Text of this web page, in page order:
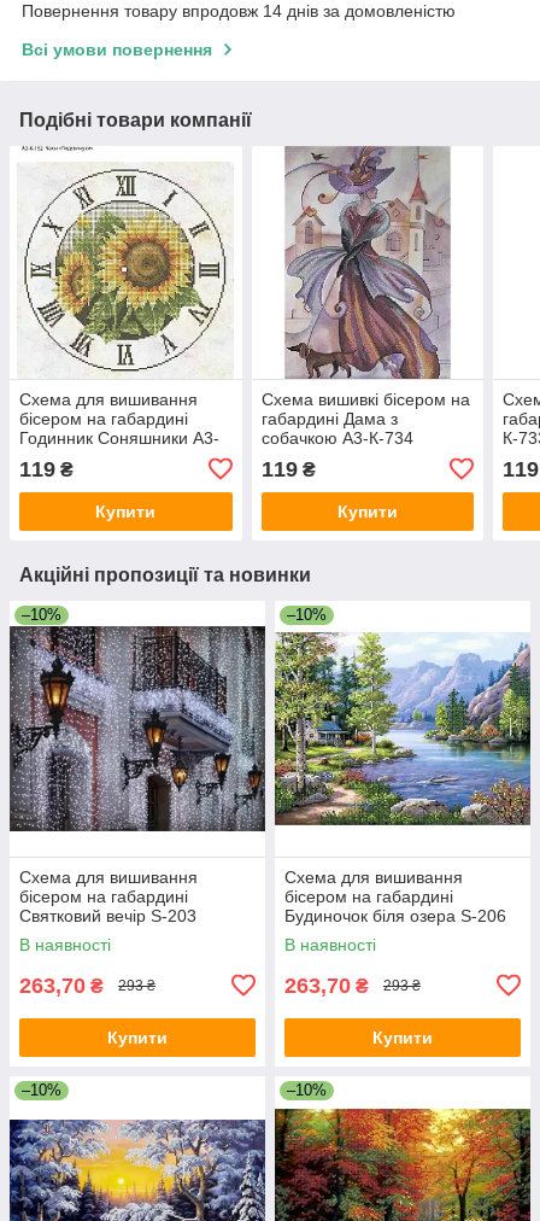
Повернення товару впродовж 14 днів за домовленістю
Всі умови повернення
Подібні товари компанії
Схема для вишивання
бісером на габардині
Годинник Соняшники А3-
119 ₴
Купити
Схема вишивкі бісером на
габардині Дама з
собачкою А3-К-734
119₴
Купити
К-
119
Акційні пропозиції та новинки
–10%
Схема для вишивання
бісером на габардині
Святковий вечір S-203
В наявності
263,70 ₴ 293 ₴
Купити
–10%
Схема для вишивання
бісером на габардині
Будиночок біля озера S-206
В наявності
263,70 ₴ 293 ₴
Купити
–10% –10%